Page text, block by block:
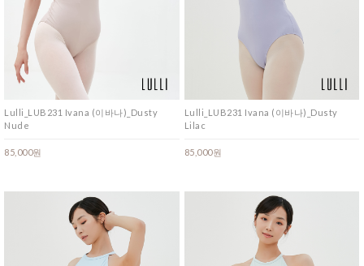
Lulli_LUB231 Ivana (이바나)_Dusty
Nude
85,000원
Lulli_LUB231 Ivana (이바나)_Dusty
Lilac
85,000원